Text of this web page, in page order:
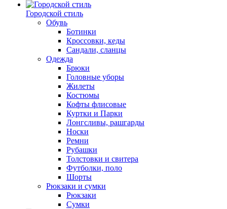
Городской стиль
Обувь
Ботинки
Кроссовки, кеды
Сандали, сланцы
Одежда
Брюки
Головные уборы
Жилеты
Костюмы
Кофты флисовые
Куртки и Парки
Лонгсливы, рашгарды
Носки
Ремни
Рубашки
Толстовки и свитера
Футболки, поло
Шорты
Рюкзаки и сумки
Рюкзаки
Сумки